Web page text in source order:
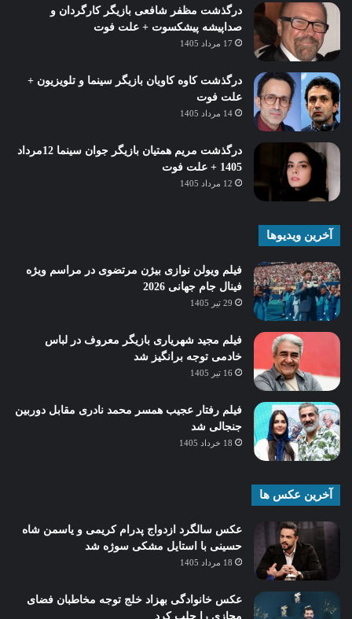
درگذشت مظفر شافعی بازیگر کارگردان و
صداپیشه پیشکسوت + علت فوت
17 مرداد 1405
درگذشت کاوه کاویان بازیگر سینما و تلویزیون +
علت فوت
14 مرداد 1405
درگذشت مریم همتیان بازیگر جوان سینما 12مرداد
1405 + علت فوت
12 مرداد 1405
آخرین ویدیوها
فیلم ویولن نوازی بیژن مرتضوی در مراسم ویژه
فینال جام جهانی 2026
29 تیر 1405
فیلم مجید شهریاری بازیگر معروف در لباس
خادمی توجه برانگیز شد
16 تیر 1405
فیلم رفتار عجیب همسر محمد نادری مقابل دوربین
جنجالی شد
18 خرداد 1405
آخرین عکس ها
عکس سالگرد ازدواج پدرام کریمی و یاسمن شاه‌
حسینی با استایل مشکی سوژه شد
18 مرداد 1405
عکس خانوادگی بهزاد خلج توجه مخاطبان فضای
مجازی را جلب کرد